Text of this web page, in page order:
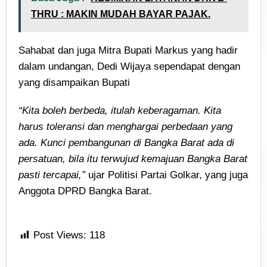
THRU : MAKIN MUDAH BAYAR PAJAK.
Sahabat dan juga Mitra Bupati Markus yang hadir
dalam undangan, Dedi Wijaya sependapat dengan
yang disampaikan Bupati
“Kita boleh berbeda, itulah keberagaman. Kita
harus toleransi dan menghargai perbedaan yang
ada. Kunci pembangunan di Bangka Barat ada di
persatuan, bila itu terwujud kemajuan Bangka Barat
pasti tercapai,”ujar Politisi Partai Golkar, yang juga
Anggota DPRD Bangka Barat.
Post Views: 118